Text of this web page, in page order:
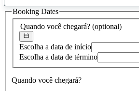
sugestão
Quando você chegará? (optional)
Escolha a data de início
Escolha a data de término
Quando você chegará?
Booking Dates